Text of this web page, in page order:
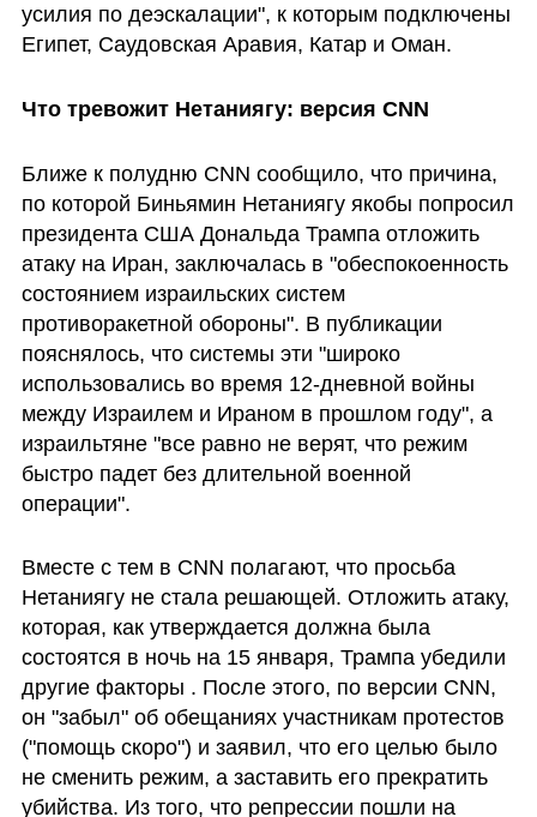
усилия по деэскалации", к которым подключены
Египет, Саудовская Аравия, Катар и Оман.
Что тревожит Нетаниягу: версия CNN
Ближе к полудню CNN сообщило, что причина,
по которой Биньямин Нетаниягу якобы попросил
президента США Дональда Трампа отложить
атаку на Иран, заключалась в "обеспокоенность
состоянием израильских систем
противоракетной обороны". В публикации
пояснялось, что системы эти "широко
использовались во время 12-дневной войны
между Израилем и Ираном в прошлом году", а
израильтяне "все равно не верят, что режим
быстро падет без длительной военной
операции".
Вместе с тем в CNN полагают, что просьба
Нетаниягу не стала решающей. Отложить атаку,
которая, как утверждается должна была
состоятся в ночь на 15 января, Трампа убедили
другие факторы . После этого, по версии CNN,
он "забыл" об обещаниях участникам протестов
("помощь скоро") и заявил, что его целью было
не сменить режим, а заставить его прекратить
убийства. Из того, что репрессии пошли на